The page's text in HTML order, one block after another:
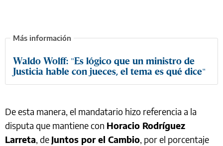
Waldo Wolff: "Es lógico que un ministro de
Justicia hable con jueces, el tema es qué dice"
De esta manera, el mandatario hizo referencia a la
disputa que mantiene con Horacio Rodríguez
Larreta, de Juntos por el Cambio, por el porcentaje